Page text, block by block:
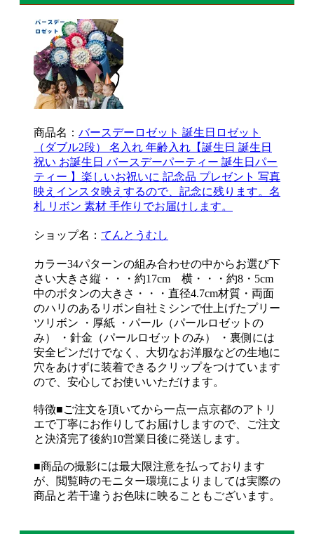
商品名： バースデーロゼット 誕生日ロゼット
（ダブル2段） 名入れ 年齢入れ【誕生日 誕生日
祝い お誕生日 バースデーパーティー 誕生日パー
ティー 】楽しいお祝いに 記念品 プレゼント 写真
映えインスタ映えするので、記念に残ります。名
札 リボン 素材 手作りでお届けします。
ショップ名： てんとうむし
カラー34パターンの組み合わせの中からお選び下
さい大きさ縦・・・約17cm 横・・・約8・5cm
中のボタンの大きさ・・・直径4.7cm材質・両面
のハリのあるリボン自社ミシンで仕上げたプリー
ツリボン ・厚紙 ・パール（パールロゼットの
み） ・針金（パールロゼットのみ） ・裏側には
安全ピンだけでなく、大切なお洋服などの生地に
穴をあけずに装着できるクリップをつけています
ので、安心してお使いいただけます。
特徴■ご注文を頂いてから一点一点京都のアトリ
エで丁寧にお作りしてお届けしますので、ご注文
と決済完了後約10営業日後に発送します。
■商品の撮影には最大限注意を払っております
が、閲覧時のモニター環境によりましては実際の
商品と若干違うお色味に映ることもございます。